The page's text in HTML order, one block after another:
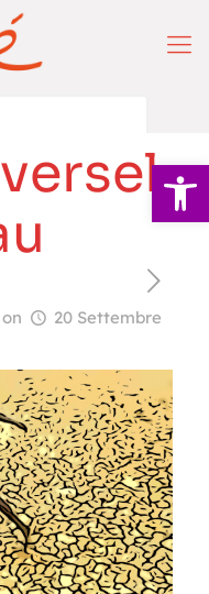
Apri la
on
20 Settembre